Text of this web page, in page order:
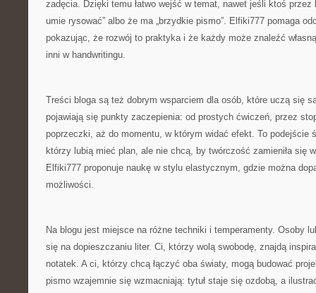
zadęcia. Dzięki temu łatwo wejść w temat, nawet jeśli ktoś przez
umie rysować” albo że ma „brzydkie pismo”. Elfiki777 pomaga
pokazując, że rozwój to praktyka i że każdy może znaleźć
inni w handwritingu.
Treści bloga są też dobrym wsparciem dla osób, które uczą się
pojawiają się punkty zaczepienia: od prostych ćwiczeń, przez
poprzeczki, aż do momentu, w którym widać efekt. To podejście
którzy lubią mieć plan, ale nie chcą, by twórczość zamieniła się
Elfiki777 proponuje naukę w stylu elastycznym, gdzie można
możliwości.
Na blogu jest miejsce na różne techniki i temperamenty. Osoby
się na dopieszczaniu liter. Ci, którzy wolą swobodę, znajdą
notatek. A ci, którzy chcą łączyć oba światy, mogą budować
pismo wzajemnie się wzmacniają: tytuł staje się ozdobą, a